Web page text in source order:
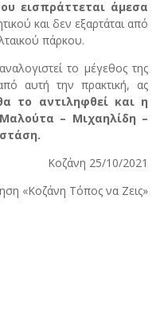
εισπράττεται άμεσα
και δεν εξαρτάται από
πάρκου.
το μέγεθος της
αυτή την πρακτική, ας
το αντιληφθεί και η
– Μιχαηλίδη –
Κοζάνη 25/10/2021
«Κοζάνη Τόπος να Ζεις»